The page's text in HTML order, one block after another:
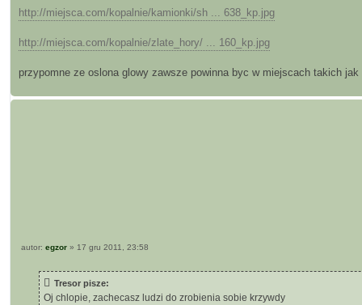
http://miejsca.com/kopalnie/kamionki/sh ... 638_kp.jpg
http://miejsca.com/kopalnie/zlate_hory/ ... 160_kp.jpg
przypomne ze oslona glowy zawsze powinna byc w miejscach takich jak
Pautor: egzor » 17 gru 2011, 23:58
Tresor pisze:
Oj chlopie, zachecasz ludzi do zrobienia sobie krzywdy